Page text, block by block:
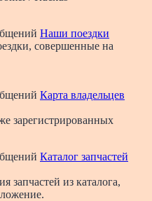
Наши поездки
совершенные на
Карта владельцев
зарегистрированных
Каталог запчастей
запчастей из каталога,